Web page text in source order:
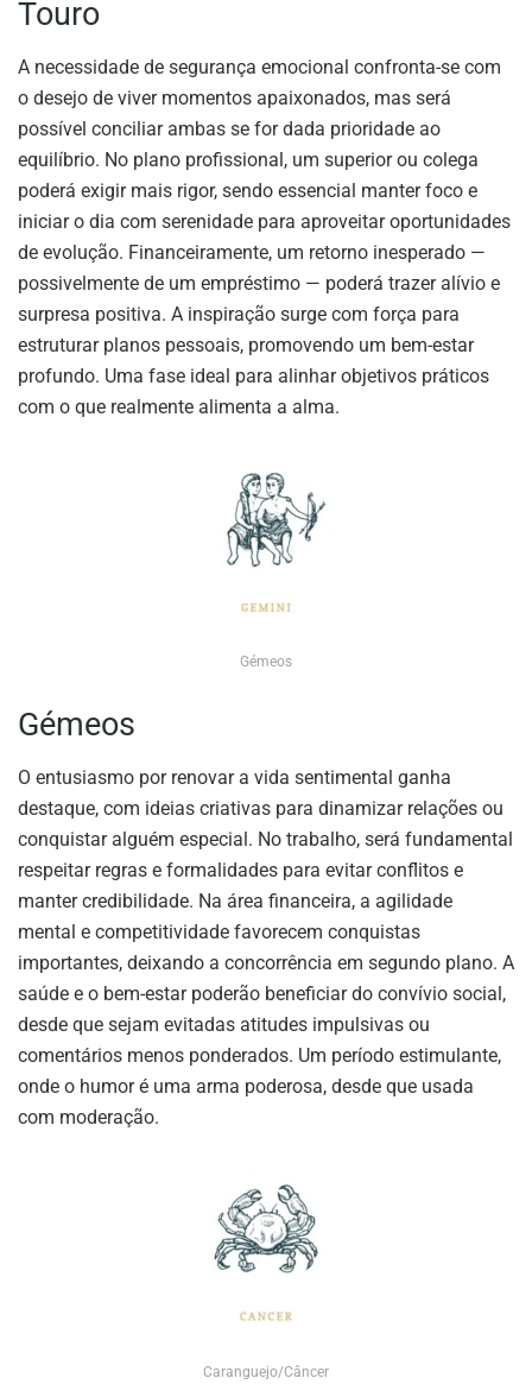
Touro
A necessidade de segurança emocional confronta-se com
o desejo de viver momentos apaixonados, mas será
possível conciliar ambas se for dada prioridade ao
equilíbrio. No plano profissional, um superior ou colega
poderá exigir mais rigor, sendo essencial manter foco e
iniciar o dia com serenidade para aproveitar oportunidades
de evolução. Financeiramente, um retorno inesperado —
possivelmente de um empréstimo — poderá trazer alívio e
surpresa positiva. A inspiração surge com força para
estruturar planos pessoais, promovendo um bem-estar
profundo. Uma fase ideal para alinhar objetivos práticos
com o que realmente alimenta a alma.
Gémeos
Gémeos
O entusiasmo por renovar a vida sentimental ganha
destaque, com ideias criativas para dinamizar relações ou
conquistar alguém especial. No trabalho, será fundamental
respeitar regras e formalidades para evitar conflitos e
manter credibilidade. Na área financeira, a agilidade
mental e competitividade favorecem conquistas
importantes, deixando a concorrência em segundo plano. A
saúde e o bem-estar poderão beneficiar do convívio social,
desde que sejam evitadas atitudes impulsivas ou
comentários menos ponderados. Um período estimulante,
onde o humor é uma arma poderosa, desde que usada
com moderação.
Caranguejo/Câncer